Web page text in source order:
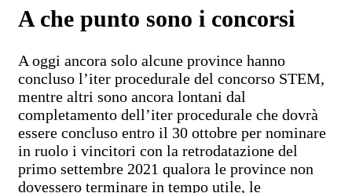
A che punto sono i concorsi
A oggi ancora solo alcune province hanno
concluso l’iter procedurale del concorso STEM,
mentre altri sono ancora lontani dal
completamento dell’iter procedurale che dovrà
essere concluso entro il 30 ottobre per nominare
in ruolo i vincitori con la retrodatazione del
primo settembre 2021 qualora le province non
dovessero terminare in tempo utile, le